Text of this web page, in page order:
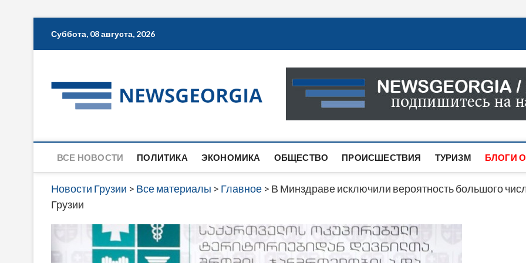
Суббота, 08 августа, 2026
Новости Грузии
САМАЯ АКТУАЛЬНАЯ ИНФОРМАЦИЯ О СОБЫТИЯХ
САЙТЕ ВЫ НАЙДЕТЕ НОВОСТИ ПОЛИТИКИ,
ВСЕ НОВОСТИ ПОЛИТИКА ЭКОНОМИКА ОБЩЕСТВО ПРОИСШЕСТВИЯ ТУРИЗМ БЛОГИ
Новости Грузии > Все материалы > Главное > В Минздраве исключили вероятность большого
Грузии